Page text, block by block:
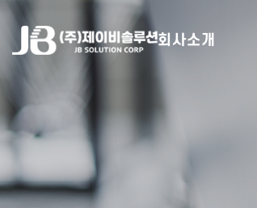
회사소개